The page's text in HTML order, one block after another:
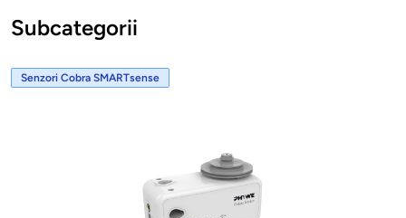
Subcategorii
Senzori Cobra SMARTsense